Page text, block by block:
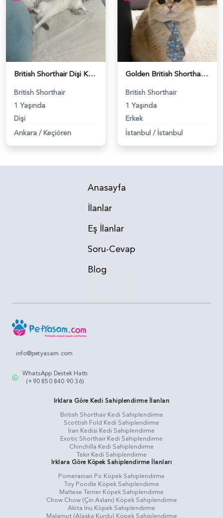
British Shorthair Dişi Kedim Eş Arıyor - 118984618
British Shorthair
1 Yaşında
Dişi
Ankara / Keçiören
Golden British Shorthair 1 Yaşında Eş Arıyor - 118984604
British Shorthair
1 Yaşında
Erkek
İstanbul / İstanbul
Anasayfa
İlanlar
Eş İlanlar
Soru-Cevap
Blog
info@petyasam.com
WhatsApp Destek Hattı
(+90 850 840 90 36)
Irklara Göre Kedi Sahiplendirme İlanları
British Shorthair Kedi Sahiplendirme
Scottish Fold Kedi Sahiplendirme
İran Kedisi Kedi Sahiplendirme
Exotic Shorthair Kedi Sahiplendirme
Chinchilla Kedi Sahiplendirme
Tekir Kedi Sahiplendirme
Irklara Göre Köpek Sahiplendirme İlanları
Pomeranian Po Köpek Sahiplendirme
Toy Poodle Köpek Sahiplendirme
Maltese Terrier Köpek Sahiplendirme
Chow Chow (Çin Aslanı) Köpek Sahiplendirme
Akita Inu Köpek Sahiplendirme
Malamut (Alaska Kurdu) Köpek Sahiplendirme